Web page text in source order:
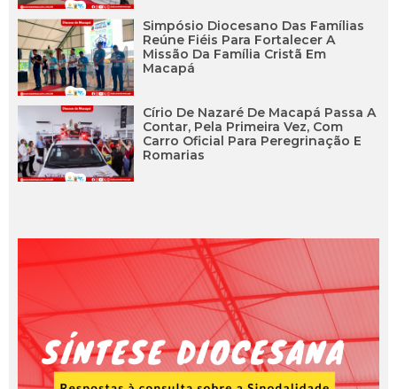
Simpósio Diocesano Das Famílias
Reúne Fiéis Para Fortalecer A
Missão Da Família Cristã Em
Macapá
Círio De Nazaré De Macapá Passa A
Contar, Pela Primeira Vez, Com
Carro Oficial Para Peregrinação E
Romarias